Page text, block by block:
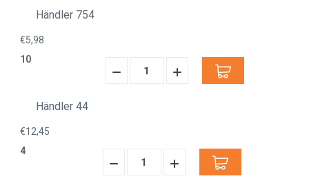
Händler 754
€5,98
10
Menge
Menge
Händler 44
€12,45
4
Menge
Menge